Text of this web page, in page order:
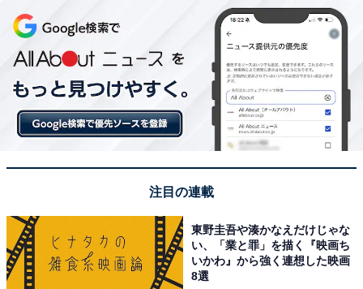
View this post on Instagram
注目の連載
東野圭吾や湊かなえだけじゃな
い、「業と罪」を描く『映画ち
いかわ』から強く連想した映画
8選